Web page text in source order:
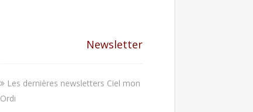
Newsletter
Les dernières newsletters Ciel mon
Ordi